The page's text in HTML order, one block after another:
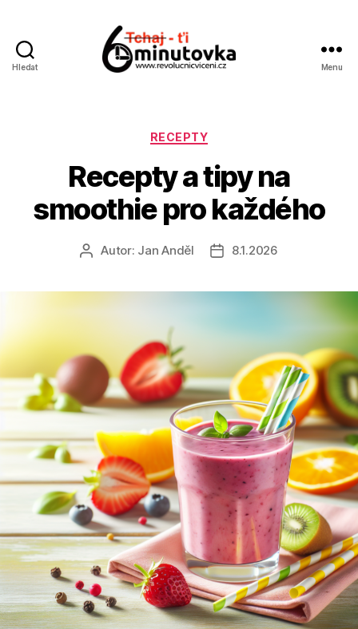
Hledat Menu
Rubriky
RECEPTY
Recepty a tipy na
smoothie pro každého
AutorAutor: Jan Anděl
Datum
8.1.2026